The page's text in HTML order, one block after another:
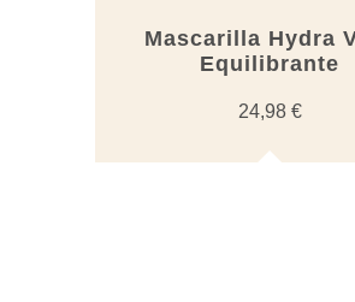
Mascarilla Hydra
Equilibrante
24,98 €